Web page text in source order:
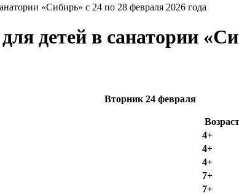
«Сибирь» с 24 по 28 февраля 2026 года
детей в санатории
Вторник 24 февраля
Возраст
4+
4+
4+
7+
7+